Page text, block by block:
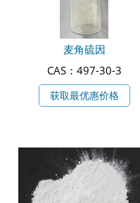
麦角硫因
CAS：497-30-3
获取最优惠价格